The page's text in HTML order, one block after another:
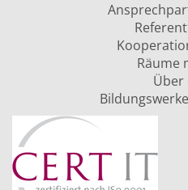
Räume
Über